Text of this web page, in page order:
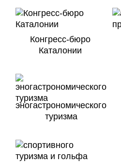
Конгресс-бюро
Каталонии
эногастрономического
туризма